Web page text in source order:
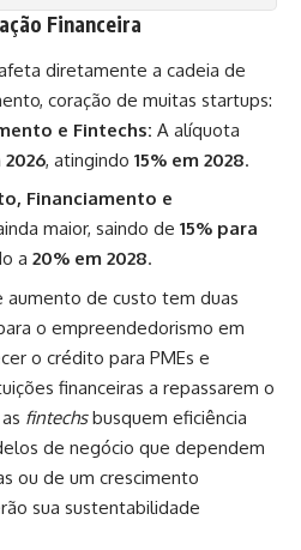
Financeira
diretamente a cadeia de
coração de muitas startups:
e Fintechs: A alíquota
2026, atingindo 15% em 2028.
Financiamento e
maior, saindo de 15% para
a 20% em 2028.
aumento de custo tem duas
o empreendedorismo em
o crédito para PMEs e
financeiras a repassarem o
fintechsbusquem eficiência
de negócio que dependem
ou de um crescimento
sua sustentabilidade